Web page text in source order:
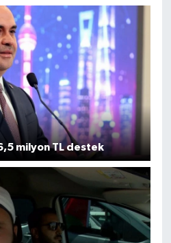
milyon TL destek